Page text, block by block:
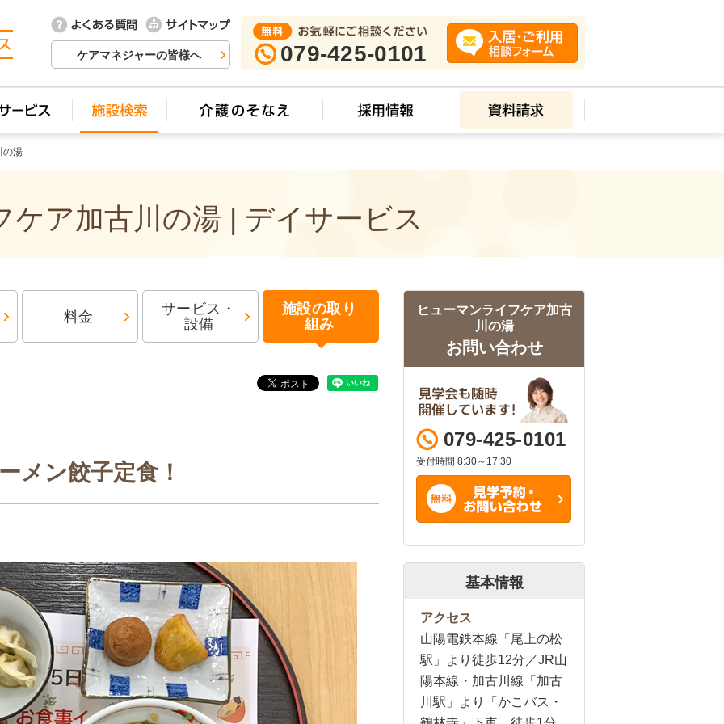
ケアマネジャーの皆様へ 079-425-0101
の湯
ケア加古川の湯 | デイサービス
料金
サービス・
設備
施設の取り
組み
メン餃子定食！
ヒューマンライフケア加古
川の湯
お問い合わせ
079-425-0101
受付時間 8:30～17:30
基本情報
アクセス
山陽電鉄本線「尾上の松
駅」より徒歩12分／JR山
陽本線・加古川線「加古
川駅」より「かこバス・